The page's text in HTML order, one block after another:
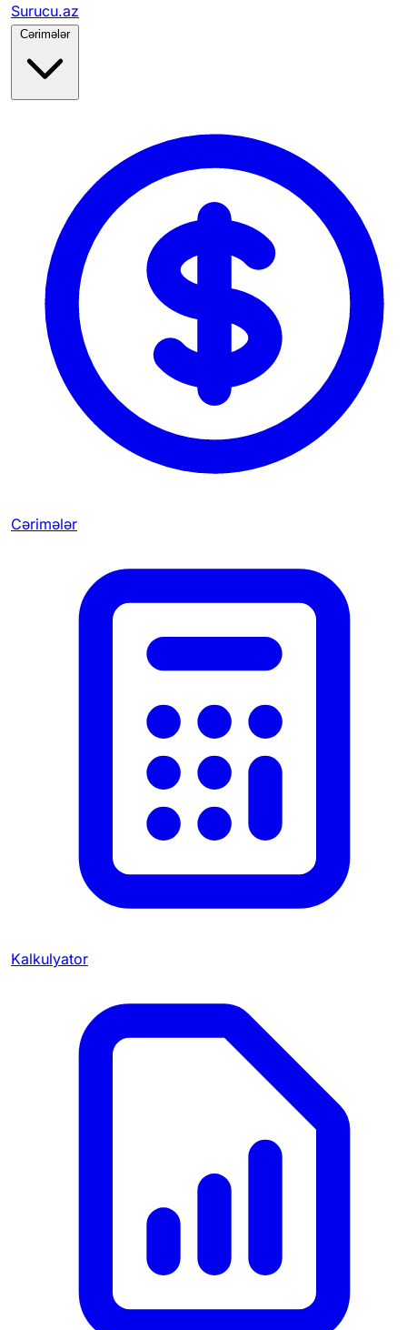
Surucu.az
Cərimələr
Cərimələr
Kalkulyator